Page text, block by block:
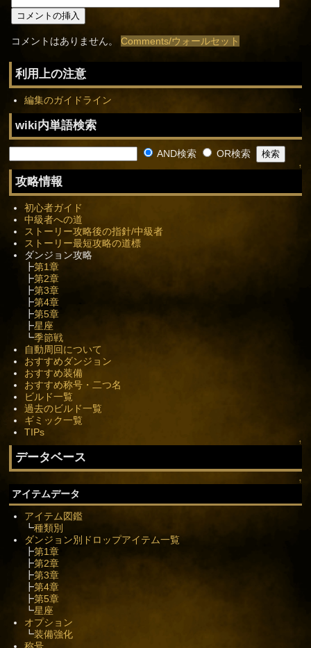
コメントはありません。Comments/ウォールセット
利用上の注意
編集のガイドライン
↑
wiki内単語検索
AND検索 OR検索
↑
攻略情報
初心者ガイド
中級者への道
ストーリー攻略後の指針/中級者
ストーリー最短攻略の道標
ダンジョン攻略
┣第1章
┣第2章
┣第3章
┣第4章
┣第5章
┣星座
┗季節戦
自動周回について
おすすめダンジョン
おすすめ装備
おすすめ称号・二つ名
ビルド一覧
過去のビルド一覧
ギミック一覧
TIPs
↑
データベース
↑
アイテムデータ
アイテム図鑑
┗種類別
ダンジョン別ドロップアイテム一覧
┣第1章
┣第2章
┣第3章
┣第4章
┣第5章
┗星座
オプション
┗装備強化